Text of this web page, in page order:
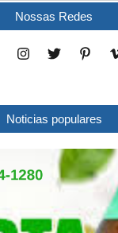
Nossas Redes
Noticias populares